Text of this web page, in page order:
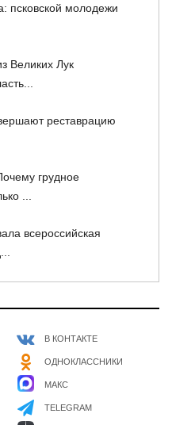
псковской молодежи
Великих Лук
реставрацию
грудное
...
всероссийская
В КОНТАКТЕ
ОДНОКЛАССНИКИ
МАКС
TELEGRAM